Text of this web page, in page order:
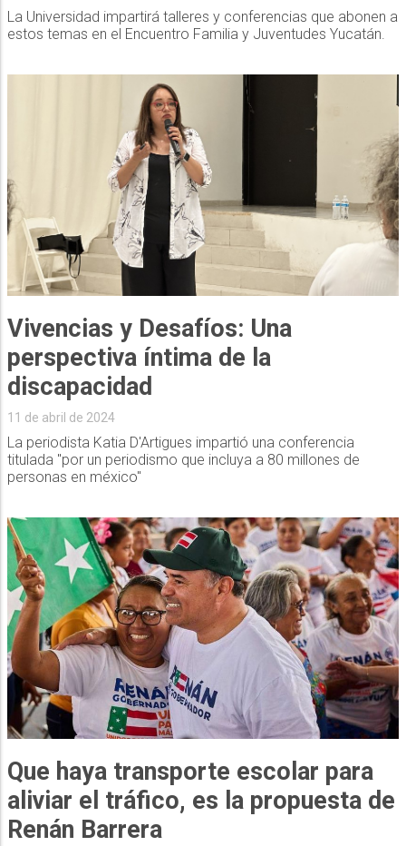
La Universidad impartirá talleres y conferencias que abonen a
estos temas en el Encuentro Familia y Juventudes Yucatán.
Vivencias y Desafíos: Una
perspectiva íntima de la
discapacidad
11 de abril de 2024
La periodista Katia D'Artigues impartió una conferencia
titulada "por un periodismo que incluya a 80 millones de
personas en méxico"
Que haya transporte escolar para
aliviar el tráfico, es la propuesta de
Renán Barrera